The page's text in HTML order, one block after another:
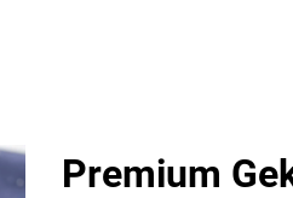
Premium